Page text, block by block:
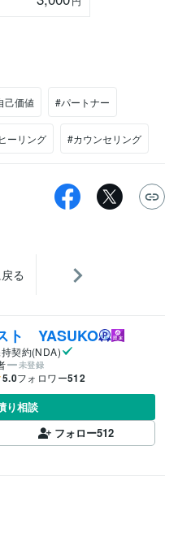
己価値 #パートナー
ーリング #カウンセリング
る
ト YASUKO
契約(NDA)
未登録
5.0フォロワー512
り相談
フォロー512